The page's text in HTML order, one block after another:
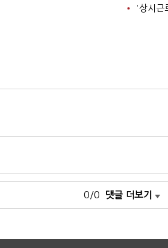
0/0 댓글 더보기